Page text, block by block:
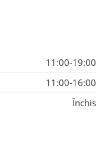
11:00-19:00
11:00-16:00
Închis